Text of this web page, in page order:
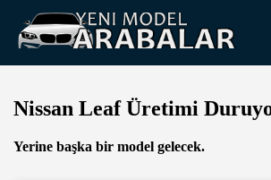
Nissan Leaf Üretimi
Yerine başka bir model gelecek.